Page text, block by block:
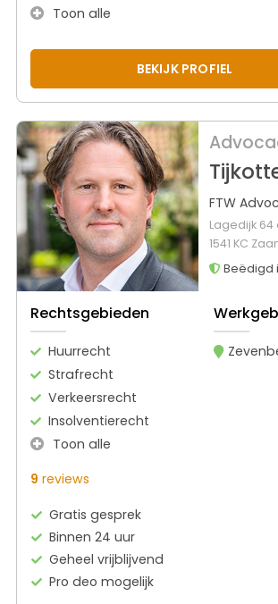
Toon alle
BEKIJK PROFIEL
FTW
Lagedijk 64
1541 KC
Beëdigd
Rechtsgebieden
Huurrecht
Strafrecht
Verkeersrecht
Insolventierecht
Toon alle
9 reviews
Gratis gesprek
Binnen 24 uur
Geheel vrijblijvend
Pro deo mogelijk